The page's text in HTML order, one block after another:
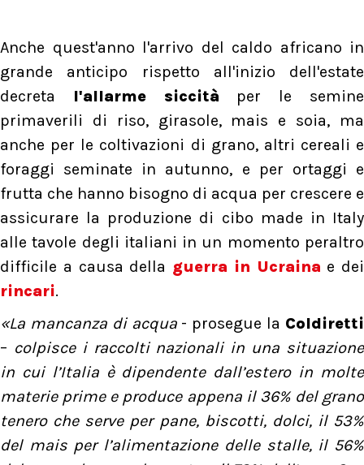
Anche quest'anno l'arrivo del caldo africano in
grande anticipo rispetto all'inizio dell'estate
decreta l'allarme siccità per le semine
primaverili di riso, girasole, mais e soia, ma
anche per le coltivazioni di grano, altri cereali e
foraggi seminate in autunno, e per ortaggi e
frutta che hanno bisogno di acqua per crescere e
assicurare la produzione di cibo made in Italy
alle tavole degli italiani in un momento peraltro
difficile a causa della guerra in Ucraina e dei
rincari.
«La mancanza di acqua- prosegue la Coldiretti
– colpisce i raccolti nazionali in una situazione
in cui l’Italia è dipendente dall’estero in molte
materie prime e produce appena il 36% del grano
tenero che serve per pane, biscotti, dolci, il 53%
del mais per l’alimentazione delle stalle, il 56%